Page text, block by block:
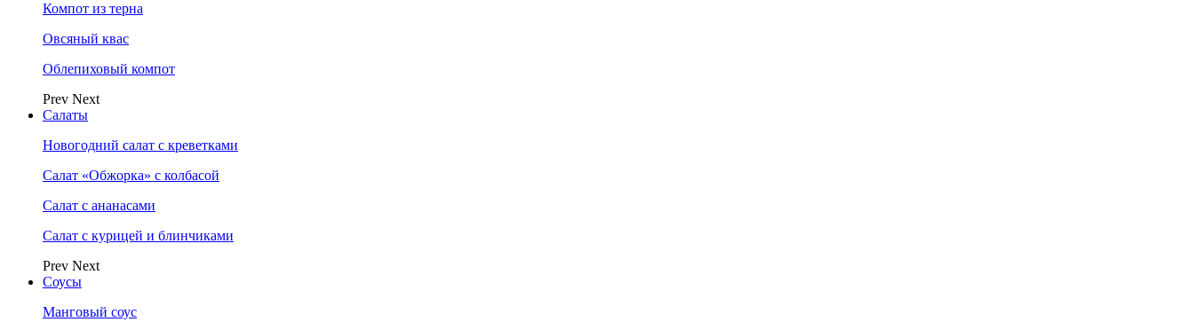
Компот из терна
Овсяный квас
Облепиховый компот
Prev Next
Салаты
Новогодний салат с креветками
Салат «Обжорка» с колбасой
Салат с ананасами
Салат с курицей и блинчиками
Prev Next
Соусы
Манговый соус